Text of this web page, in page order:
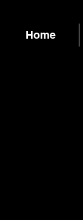
Home